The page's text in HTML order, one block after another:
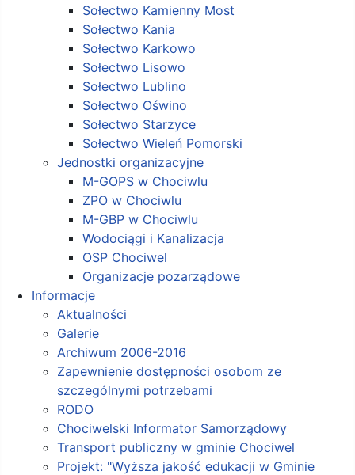
Sołectwo Kamienny Most
Sołectwo Kania
Sołectwo Karkowo
Sołectwo Lisowo
Sołectwo Lublino
Sołectwo Oświno
Sołectwo Starzyce
Sołectwo Wieleń Pomorski
Jednostki organizacyjne
M-GOPS w Chociwlu
ZPO w Chociwlu
M-GBP w Chociwlu
Wodociągi i Kanalizacja
OSP Chociwel
Organizacje pozarządowe
Informacje
Aktualności
Galerie
Archiwum 2006-2016
Zapewnienie dostępności osobom ze
szczególnymi potrzebami
RODO
Chociwelski Informator Samorządowy
Transport publiczny w gminie Chociwel
Projekt: "Wyższa jakość edukacji w Gminie